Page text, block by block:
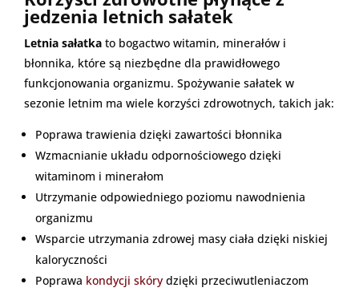
jedzenia letnich sałatek
Letnia sałatka to bogactwo witamin, minerałów i
błonnika, które są niezbędne dla prawidłowego
funkcjonowania organizmu. Spożywanie sałatek w
sezonie letnim ma wiele korzyści zdrowotnych, takich jak:
Poprawa trawienia dzięki zawartości błonnika
Wzmacnianie układu odpornościowego dzięki
witaminom i minerałom
Utrzymanie odpowiedniego poziomu nawodnienia
organizmu
Wsparcie utrzymania zdrowej masy ciała dzięki niskiej
kaloryczności
Poprawa kondycji skóry dzięki przeciwutleniaczom